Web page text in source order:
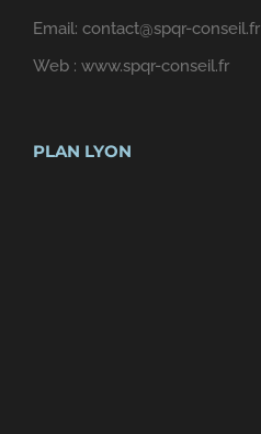
Email: contact@spqr-conseil.fr
Web : www.spqr-conseil.fr
PLAN LYON